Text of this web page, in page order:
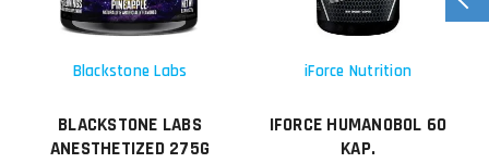
Blackstone Labs
BLACKSTONE LABS
ANESTHETIZED 275G
iForce Nutrition
IFORCE HUMANOBOL 60
KAP.